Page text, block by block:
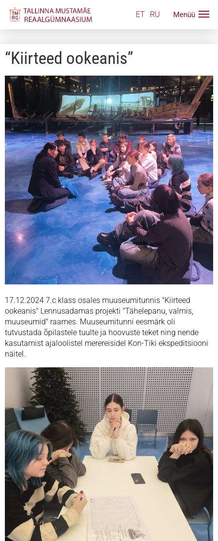
ET RU
“Kiirteed ookeanis”
17.12.2024 7.c klass osales muuseumitunnis "Kiirteed
ookeanis" Lennusadamas projekti "Tähelepanu, valmis,
muuseumid" raames. Muuseumitunni eesmärk oli
tutvustada õpilastele tuulte ja hoovuste teket ning nende
kasutamist ajaloolistel merereisidel Kon-Tiki ekspeditsiooni
näitel.